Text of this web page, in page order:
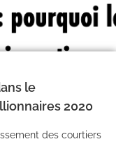
le
2020
des courtiers